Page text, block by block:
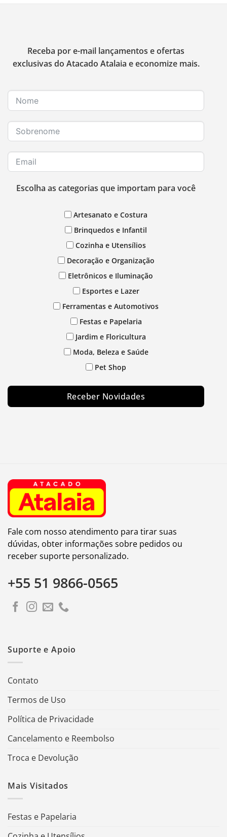
Receba por e-mail lançamentos e ofertas
exclusivas do Atacado Atalaia e economize mais.
Escolha as categorias que importam para você
Artesanato e Costura
Brinquedos e Infantil
Cozinha e Utensílios
Decoração e Organização
Eletrônicos e Iluminação
Esportes e Lazer
Ferramentas e Automotivos
Festas e Papelaria
Jardim e Floricultura
Moda, Beleza e Saúde
Pet Shop
Receber Novidades
Fale com nosso atendimento para tirar suas
dúvidas, obter informações sobre pedidos ou
receber suporte personalizado.
+55 51 9866-0565
Suporte e Apoio
Contato
Termos de Uso
Política de Privacidade
Cancelamento e Reembolso
Troca e Devolução
Mais Visitados
Festas e Papelaria